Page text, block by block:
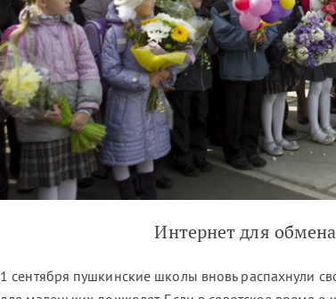
Интернет для
1 сентября пушкинские школы вновь распахнули